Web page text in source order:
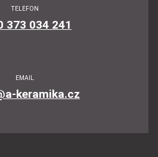
TELEFON
373 034 241
EMAIL
keramika.cz